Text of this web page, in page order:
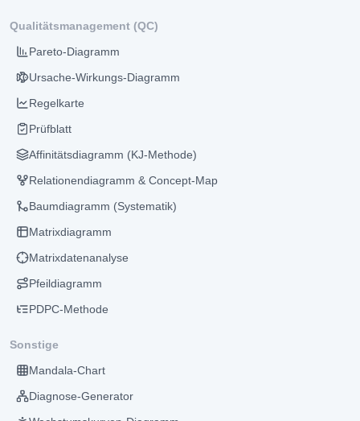
Qualitätsmanagement (QC)
Pareto-Diagramm
Ursache-Wirkungs-Diagramm
Regelkarte
Prüfblatt
Affinitätsdiagramm (KJ-Methode)
Relationendiagramm & Concept-Map
Baumdiagramm (Systematik)
Matrixdiagramm
Matrixdatenanalyse
Pfeildiagramm
PDPC-Methode
Sonstige
Mandala-Chart
Diagnose-Generator